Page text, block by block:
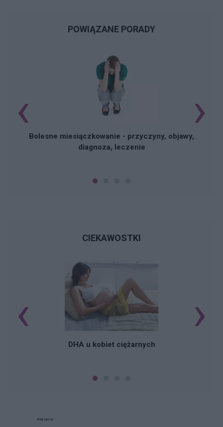
POWIĄZANE PORADY
Bolesne miesiączkowanie - przyczyny, objawy,
diagnoza, leczenie
‹ ›
CIEKAWOSTKI
DHA u kobiet ciężarnych
‹ ›
Reklama: